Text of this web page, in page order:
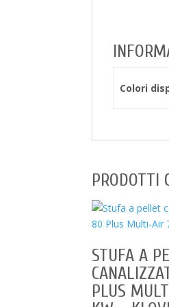
Colori
PRODOTTI
STUFA A
PLUS